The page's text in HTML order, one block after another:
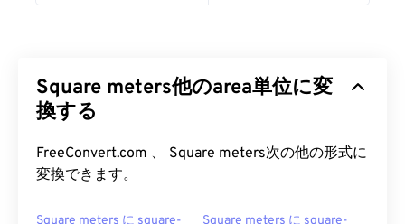
Square meters他のarea単位に変
換する
FreeConvert.com 、 Square meters次の他の形式に
変換できます。
Square meters に square- Square meters に square-